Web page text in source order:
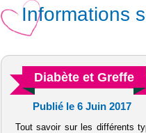
Informations
Diabète et Greffe
Publié le 6 Juin 2017
Tout savoir sur les différents